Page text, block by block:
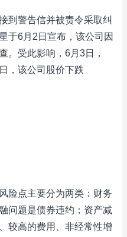
到警告信并被责令采取纠
于6月2日宣布，该公司因
。受此影响，6月3日，
，该公司股价下跌
险点主要分为两类：财务
问题是债券违约；资产减
较高的费用、非经常性增